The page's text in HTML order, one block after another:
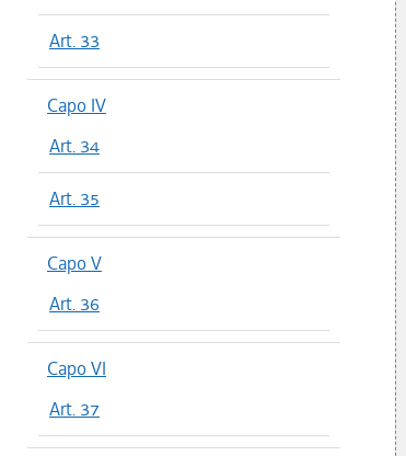
Art. 33
Capo IV
Art. 34
Art. 35
Capo V
Art. 36
Capo VI
Art. 37